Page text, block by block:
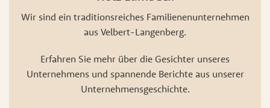
Wir sind ein traditionsreiches Familienenunternehmen
aus Velbert-Langenberg.
Erfahren Sie mehr über die Gesichter unseres
Unternehmens und spannende Berichte aus unserer
Unternehmensgeschichte.